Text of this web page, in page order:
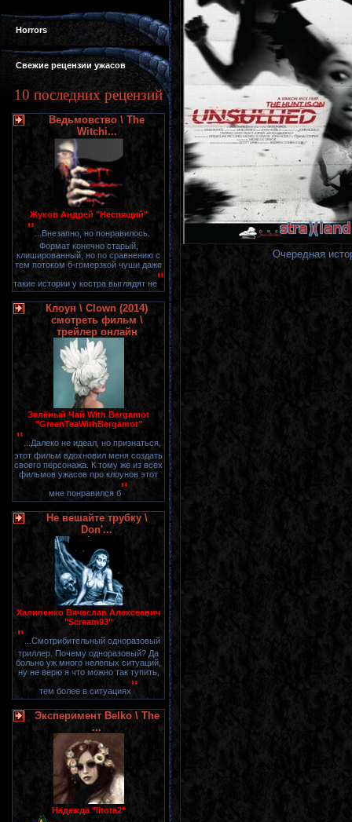
Horrors
Свежие рецензии ужасов
10 последних рецензий
Ведьмовство \ The
Witchi...
Жуков Андрей "Неспящий"
" ...Внезапно, но понравилось.
Формат конечно старый,
клишированный, но по сравнению с
тем потоком б-гомерзкой чуши даже
такие истории у костра выглядят не"
Клоун \ Clown (2014)
смотреть фильм \
трейлер онлайн
Зелёный Чай With Bergamot
"GreenTeaWithBergamot"
" ...Далеко не идеал, но признаться,
этот фильм вдохновил меня создать
своего персонажа. К тому же из всех
фильмов ужасов про клоунов этот
мне понравился б"
Не вешайте трубку \
Don'...
Халипенко Вячеслав Алексеевич
"Scream93"
" ...Смотрибительный одноразовый
триллер. Почему одноразовый? Да
больно уж много нелепых ситуаций,
ну не верю я что можно так тупить,
тем более в ситуациях"
Эксперимент Belko \ The
...
Надежда "litota2"
Очередная